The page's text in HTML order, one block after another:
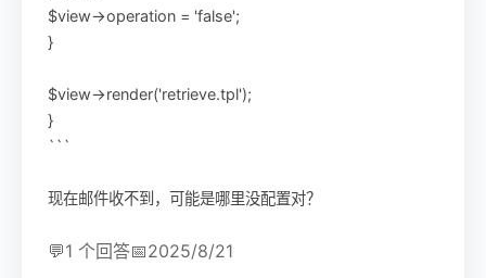
$view->operation = 'false';
}
$view->render('retrieve.tpl');
}
```
现在邮件收不到，可能是哪里没配置对？
💬1 个回答📅2025/8/21